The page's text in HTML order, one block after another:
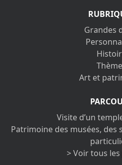
Grandes
Art et
Visite d’un
Patrimoine des musées, des
> Voir tous